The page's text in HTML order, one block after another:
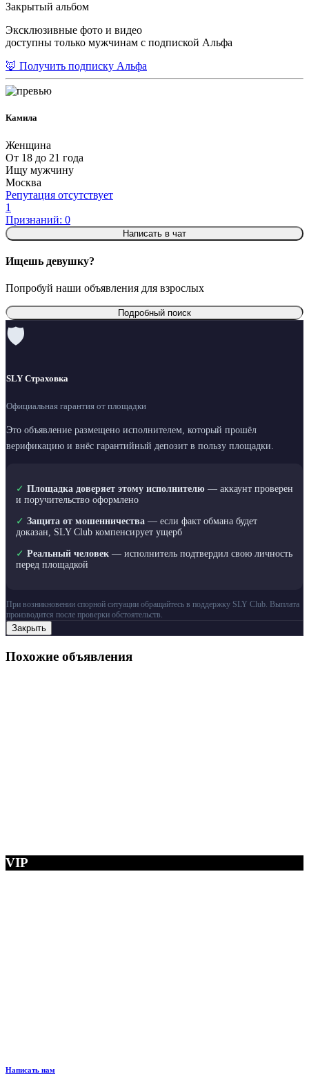
Закрытый альбом
Эксклюзивные фото и видео
доступны только мужчинам с подпиской Альфа
🦊 Получить подписку Альфа
Камила
Женщина
От 18 до 21 года
Ищу мужчину
Москва
Репутация отсутствует
1
Признаний: 0
Написать в чат
Ищешь девушку?
Попробуй наши объявления для взрослых
Подробный поиск
🛡
SLY Страховка
Официальная гарантия от площадки
Это объявление размещено исполнителем, который прошёл
верификацию и внёс гарантийный депозит в пользу площадки.
✓ Площадка доверяет этому исполнителю — аккаунт проверен
и поручительство оформлено
✓ Защита от мошенничества — если факт обмана будет
доказан, SLY Club компенсирует ущерб
✓ Реальный человек — исполнитель подтвердил свою личность
перед площадкой
При возникновении спорной ситуации обращайтесь в поддержку SLY Club. Выплата
производится после проверки обстоятельств.
Закрыть
Похожие объявления
VIP
Написать нам